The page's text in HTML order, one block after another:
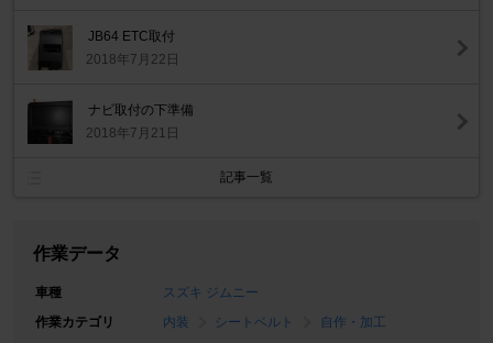
JB64 ETC取付
2018年7月22日
ナビ取付の下準備
2018年7月21日
記事一覧
作業データ
車種
スズキ ジムニー
作業カテゴリ
内装 シートベルト
自作・加工